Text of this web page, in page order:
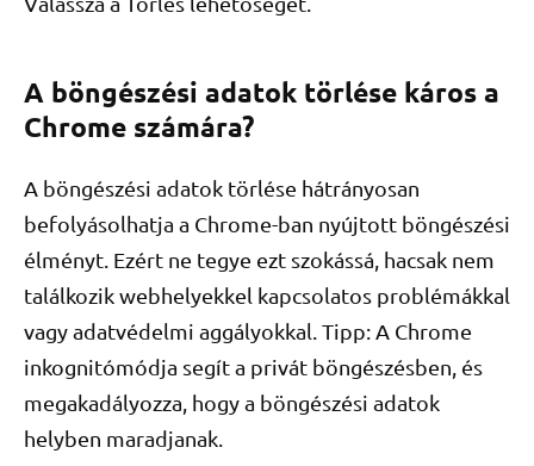
A böngészési adatok törlése káros a
Chrome számára?
A böngészési adatok törlése hátrányosan
befolyásolhatja a Chrome-ban nyújtott böngészési
élményt. Ezért ne tegye ezt szokássá, hacsak nem
találkozik webhelyekkel kapcsolatos problémákkal
vagy adatvédelmi aggályokkal. Tipp: A Chrome
inkognitómódja segít a privát böngészésben, és
megakadályozza, hogy a böngészési adatok
helyben maradjanak.